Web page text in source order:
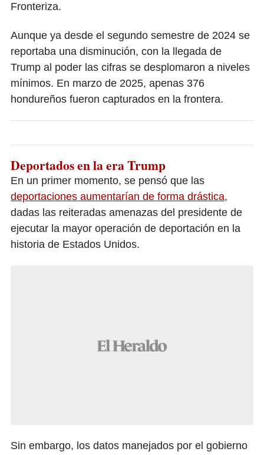
Fronteriza.
Aunque ya desde el segundo semestre de 2024 se
reportaba una disminución, con la llegada de
Trump al poder las cifras se desplomaron a niveles
mínimos. En marzo de 2025, apenas 376
hondureños fueron capturados en la frontera.
Deportados en la era Trump
En un primer momento, se pensó que las
deportaciones aumentarían de forma drástica,
dadas las reiteradas amenazas del presidente de
ejecutar la mayor operación de deportación en la
historia de Estados Unidos.
Sin embargo, los datos manejados por el gobierno